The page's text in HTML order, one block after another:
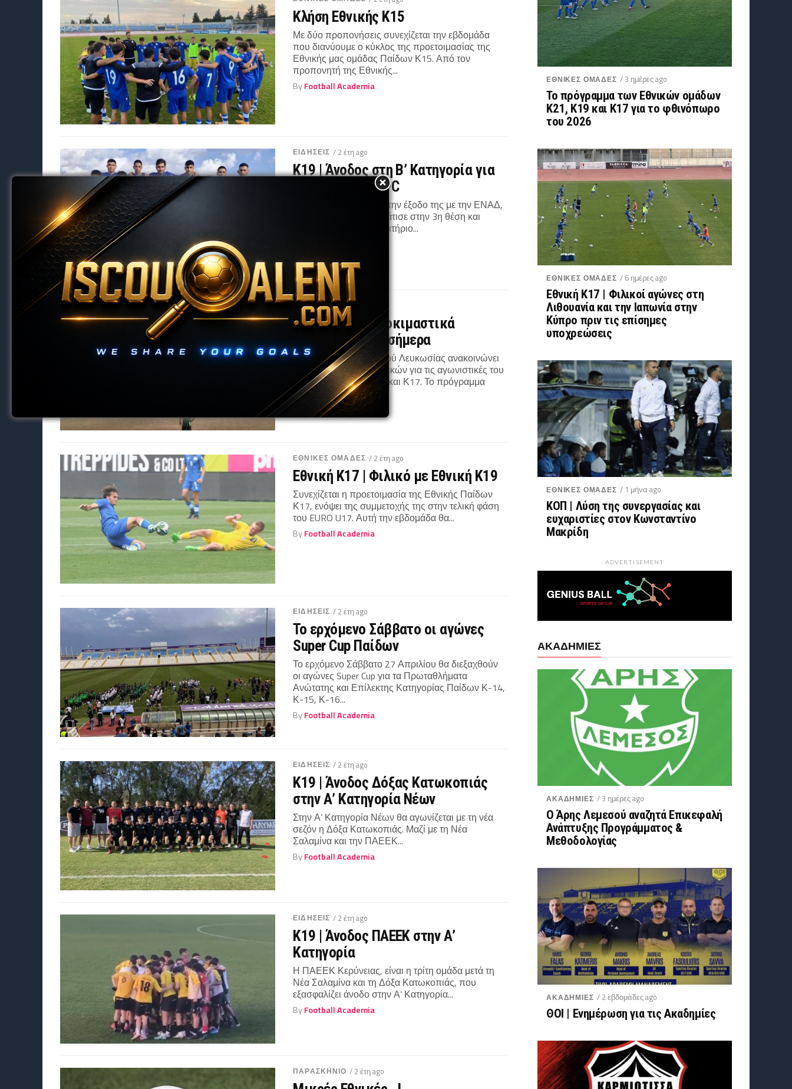
Κλήση Εθνικής Κ15
Με δύο προπονήσεις συνεχίζεται την εβδομάδα
που διανύουμε ο κύκλος της προετοιμασίας της
Εθνικής μας ομάδας Παίδων Κ15. Από τον
προπονητή της Εθνικής...
ByFootball Academia
ΕΙΔΗΣΕΙΣ / 2 έτη ago
Κ19 | Άνοδος στη Β’ Κατηγορία για
τη Γεροσκήπου FC
Μετά το ισόπαλο 0-0 στην έξοδο της με την ΕΝΑΔ,
η Γεροσκήπου FC τερμάτισε στην 3η θέση και
εξασφάλισε το τρίτο εισιτήριο...
ΑΚΑΔΗΜΙΕΣ / 2 έτη ago
Ολυμπιακός | Δοκιμαστικά
Ακαδημίας από σήμερα
Η Ακαδημία Ολυμπιακού Λευκωσίας ανακοινώνει
τη διεξαγωγή δοκιμαστικών για τις αγωνιστικές του
ομάδες Κ14, Κ15, Κ16 και Κ17. Το πρόγραμμα
είναι...
Football Academia
ΕΘΝΙΚΕΣ ΟΜΑΔΕΣ / 2 έτη ago
Εθνική Κ17 | Φιλικό με Εθνική Κ19
Συνεχίζεται η προετοιμασία της Εθνικής Παίδων
Κ17, ενόψει της συμμετοχής της στην τελική φάση
του EURO U17. Αυτή την εβδομάδα θα...
ByFootball Academia
ΕΙΔΗΣΕΙΣ / 2 έτη ago
Το ερχόμενο Σάββατο οι αγώνες
Super Cup Παίδων
Το ερχόμενο Σάββατο 27 Απριλίου θα διεξαχθούν
οι αγώνες Super Cup για τα Πρωταθλήματα
Ανώτατης και Επίλεκτης Κατηγορίας Παίδων Κ-14,
Κ-15, Κ-16...
ByFootball Academia
ΕΙΔΗΣΕΙΣ / 2 έτη ago
Κ19 | Άνοδος Δόξας Κατωκοπιάς
στην Α’ Κατηγορία Νέων
Στην Α’ Κατηγορία Νέων θα αγωνίζεται με τη νέα
σεζόν η Δόξα Κατωκοπιάς. Μαζί με τη Νέα
Σαλαμίνα και την ΠΑΕΕΚ...
ByFootball Academia
ΕΙΔΗΣΕΙΣ / 2 έτη ago
Κ19 | Άνοδος ΠΑΕΕΚ στην Α’
Κατηγορία
Η ΠΑΕΕΚ Κερύνειας, είναι η τρίτη ομάδα μετά τη
Νέα Σαλαμίνα και τη Δόξα Κατωκοπιάς, που
εξασφαλίζει άνοδο στην Α’ Κατηγορία...
ByFootball Academia
ΠΑΡΑΣΚΉΝΙΟ / 2 έτη ago
ΕΘΝΙΚΕΣ ΟΜΑΔΕΣ / 3 ημέρες ago
Το πρόγραμμα των Εθνικών ομάδων
Κ21, Κ19 και Κ17 για το φθινόπωρο
του 2026
ΕΘΝΙΚΕΣ ΟΜΑΔΕΣ / 6 ημέρες ago
Εθνική K17 | Φιλικοί αγώνες στη
Λιθουανία και την Ιαπωνία στην
Κύπρο πριν τις επίσημες
υποχρεώσεις
ΕΘΝΙΚΕΣ ΟΜΑΔΕΣ / 1 μήνα ago
ΚΟΠ | Λύση της συνεργασίας και
ευχαριστίες στον Κωνσταντίνο
Μακρίδη
ADVERTISEMENT
ΑΚΑΔΗΜΙΕΣ
ΑΚΑΔΗΜΙΕΣ / 3 ημέρες ago
Ο Άρης Λεμεσού αναζητά Επικεφαλή
Ανάπτυξης Προγράμματος &
Μεθοδολογίας
ΑΚΑΔΗΜΙΕΣ / 2 εβδομάδες ago
ΘΟΙ | Ενημέρωση για τις Ακαδημίες